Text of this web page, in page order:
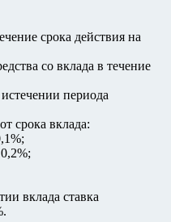
срока действия на
со вклада в течение
периода
срока вклада:
вклада ставка